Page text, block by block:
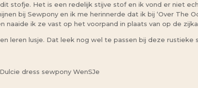
stofje. Het is een redelijk stijve stof en ik vond er niet
bij Sewpony en ik me herinnerde dat ik bij ‘Over The
ik ze vast op het voorpand in plaats van op de
leren lusje. Dat leek nog wel te passen bij deze rustieke